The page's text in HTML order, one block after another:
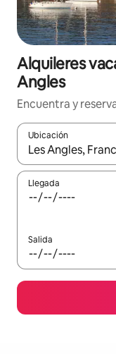
Alquileres
Angles
Encuentra y
Ubicación
Cuando los
Llegada
Salida